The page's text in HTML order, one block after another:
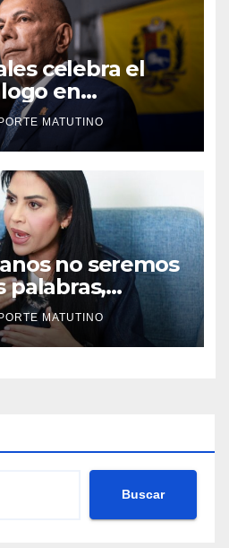
celebra el
en
el
MATUTINO
no seremos
palabras,
de los
MATUTINO
Buscar